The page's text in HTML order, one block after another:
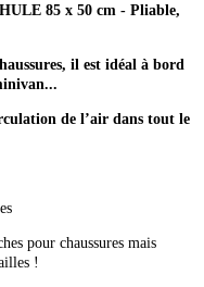
85 x 50 cm - Pliable,
il est idéal à bord
de l’air dans tout le
pour chaussures mais
!